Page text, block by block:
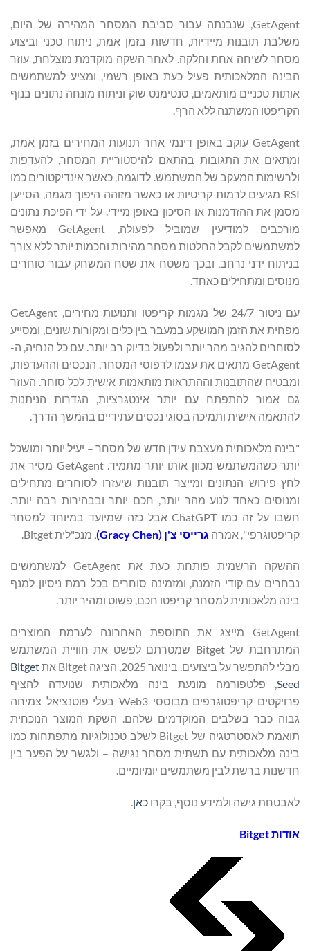
GetAgent, שנבנתה עבור סביבת המסחר המהירה של היום,
משלבת תובנות מיידיות, חדשות בזמן אמת, ניתוח טכני וביצוע
מסחר לשיחה אחת וחלקה. לאחר השקה מוקדמת מוצלחת, עוזר
הבינה המלאכותית פעיל כעת באופן רשמי, ומציע למשתמשים
אותות טכניים מותאמים, סנטימנט שוק וניתוח מונחה נתונים בנוף
הקריפטו המשתנה ללא הרף.
GetAgent עוקב באופן דינמי אחר תנועות המחירים בזמן אמת,
ומתאים את התגובות בהתאם להיסטוריית המסחר, להעדפות
ולרשימות המעקב של המשתמש. לדוגמה, כאשר אינדיקטורים כמו
RSI מגיעים לרמות קריטיות או כאשר מזוהה היפוך מגמה, הסייען
מסמן את ההזדמנות או הסיכון באופן מיידי. על ידי הפיכת נתונים
מורכבים למודיעין שמוביל לפעולה, GetAgent מאפשר
למשתמשים לקבל החלטות מסחר מהירות וחכמות יותר ללא צורך
בניתוח ידני נרחב, ובכך משטח את שטח המשחק עבור סוחרים
מנוסים ומתחילים כאחד.
עם ניטור 24/7 של מגמות קריפטו ותנועות מחירים, GetAgent
מפחית את הזמן המושקע במעבר בין כלים ומקורות שונים, ומסייע
לסוחרים להגיב מהר יותר ולפעול בדיוק רב יותר. עם כל הנחיה, ה-
GetAgent מתאים את עצמו לדפוסי המסחר, הנכסים וההעדפות,
ומבטיח שהתובנות וההתראות מותאמות אישית לכל סוחר. העוזר
גם אמור להתפתח עם יותר אינטגרציות, הגדרות הניתנות
להתאמה אישית ותמיכה בסוגי נכסים עתידיים בהמשך הדרך.
"בינה מלאכותית מעצבת עידן חדש של מסחר – יעיל יותר ומושכל
יותר כשהמשתמש מכוון אותו יותר מתמיד. GetAgent מסיר את
לחץ פירוש הנתונים ומייצר תובנות שיעזרו לסוחרים מתחילים
ומנוסים כאחד לנוע מהר יותר, חכם יותר ובבהירות רבה יותר.
חשבו על זה כמו ChatGPT אבל כזה שמיועד במיוחד למסחר
קריפטוגרפי", אמרה גרייסי צ'ן (
Gracy Chen
) מנכ"לית Bitget.
ההשקה הרשמית פותחת כעת את GetAgent למשתמשים
נבחרים עם קודי הזמנה, ומזמינה סוחרים בכל רמת ניסיון למנף
בינה מלאכותית למסחר קריפטו חכם, פשוט ומהיר יותר.
GetAgent מייצג את התוספת האחרונה לערמת המוצרים
המתרחבת של Bitget שמטרתם לפשט את חוויית המשתמש
מבלי להתפשר על ביצועים. בינואר 2025, הציגה Bitget את
Bitget
Seed, פלטפורמה מונעת בינה מלאכותית שנועדה להציף
פרויקטים קריפטוגרפים מבוססי Web3 בעלי פוטנציאל צמיחה
גבוה כבר בשלבים המוקדמים שלהם. השקת המוצר הנוכחית
תואמת לאסטרטגיה של Bitget לשלב טכנולוגיות מתפתחות כמו
בינה מלאכותית עם תשתית מסחר נגישה – ולגשר על הפער בין
חדשנות ברשת לבין משתמשים יומיומיים.
לאבטחת גישה ולמידע נוסף, בקרו כאן.
אודותBitget